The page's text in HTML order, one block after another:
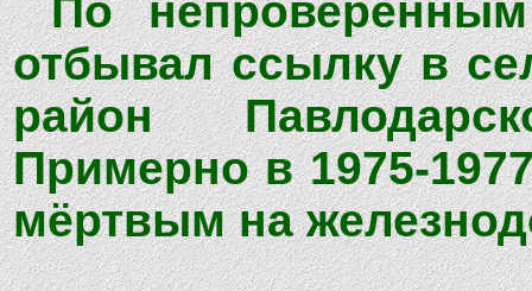
По
отбывал ссылку в
район
Примерно в 1975-
мёртвым на